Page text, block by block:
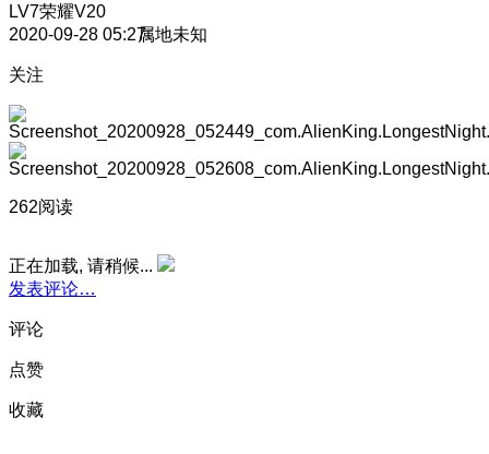
LV7荣耀V20
2020-09-28 05:27属地未知
关注
262阅读
正在加载, 请稍候...
发表评论…
评论
点赞
收藏